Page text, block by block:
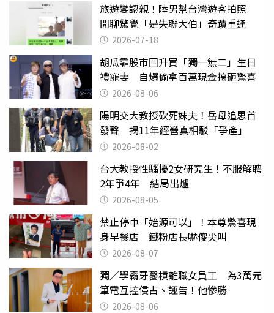
旅遊變認親！陸男幫台灣遊客拍照
閒聊驚覺「是失聯大伯」奇蹟重逢
2026-07-18
胡瓜靠股市回升買「獨一無二」生日
禮寵妻 自爆偷拿百萬現金搞砸驚喜
2026-08-06
陽明交大教授砍死妹夫！岳母追思首
發聲 揭11年經營真相駁「爭產」
2026-08-02
台大教授性騷擾2女研究生！不服解聘
2年爭4年 結局出爐
2026-08-05
禁止停車「始源可以」！本尊驚喜現
身早餐店 鐵粉店長嚇傻尖叫
2026-08-07
獨／學霸牙醫槓離職女員工 為3萬元
筆電互控侵占、誣告！他慘勝
2026-08-06